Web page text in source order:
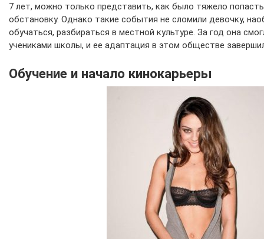
7 лет, можно только представить, как было тяжело
обстановку. Однако такие события не сломили девочку,
обучаться, разбираться в местной культуре. За год она
учениками школы, и ее адаптация в этом обществе
Обучение и начало кинокарьеры